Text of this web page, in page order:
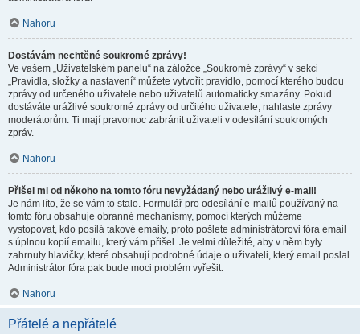
Nahoru
Dostávám nechtěné soukromé zprávy!
Ve vašem „Uživatelském panelu“ na záložce „Soukromé zprávy“ v sekci
„Pravidla, složky a nastavení“ můžete vytvořit pravidlo, pomocí kterého budou
zprávy od určeného uživatele nebo uživatelů automaticky smazány. Pokud
dostáváte urážlivé soukromé zprávy od určitého uživatele, nahlaste zprávy
moderátorům. Ti mají pravomoc zabránit uživateli v odesílání soukromých
zpráv.
Nahoru
Přišel mi od někoho na tomto fóru nevyžádaný nebo urážlivý e-mail!
Je nám líto, že se vám to stalo. Formulář pro odesílání e-mailů používaný na
tomto fóru obsahuje obranné mechanismy, pomocí kterých můžeme
vystopovat, kdo posílá takové emaily, proto pošlete administrátorovi fóra email
s úplnou kopií emailu, který vám přišel. Je velmi důležité, aby v něm byly
zahrnuty hlavičky, které obsahují podrobné údaje o uživateli, který email poslal.
Administrátor fóra pak bude moci problém vyřešit.
Nahoru
Přátelé a nepřátelé